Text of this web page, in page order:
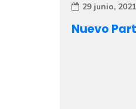
29 junio, 2021
Nuevo